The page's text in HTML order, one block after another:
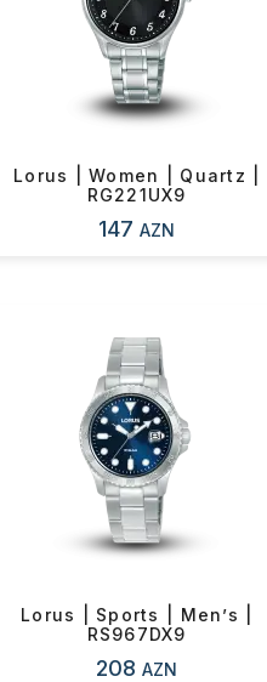
Lorus | Women | Quartz |
RG221UX9
147AZN
Lorus | Sports | Men’s |
RS967DX9
208AZN